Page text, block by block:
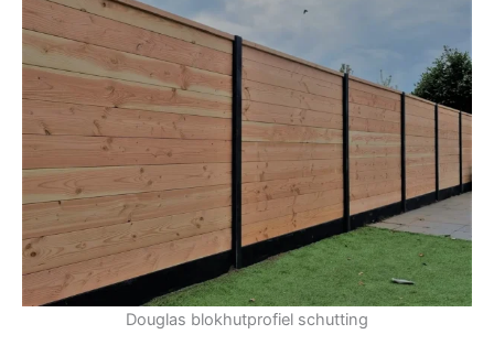
Douglas blokhutprofiel schutting